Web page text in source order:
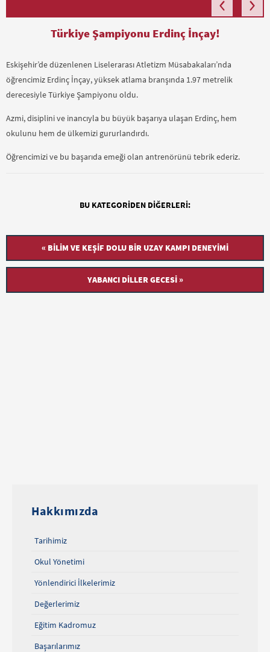
Türkiye Şampiyonu Erdinç İnçay!
Eskişehir’de düzenlenen Liselerarası Atletizm Müsabakaları’nda
öğrencimiz Erdinç İnçay, yüksek atlama branşında 1.97 metrelik
derecesiyle Türkiye Şampiyonu oldu.
Azmi, disiplini ve inancıyla bu büyük başarıya ulaşan Erdinç, hem
okulunu hem de ülkemizi gururlandırdı.
Öğrencimizi ve bu başarıda emeği olan antrenörünü tebrik ederiz.
BU KATEGORIDEN DIĞERLERI:
« BILIM VE KEŞIF DOLU BIR UZAY KAMPI DENEYIMI
YABANCI DILLER GECESI »
Hakkımızda
Tarihimiz
Okul Yönetimi
Yönlendirici İlkelerimiz
Değerlerimiz
Eğitim Kadromuz
Başarılarımız